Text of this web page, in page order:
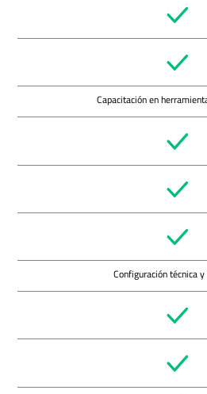
Capacitación en
Configuración técnica